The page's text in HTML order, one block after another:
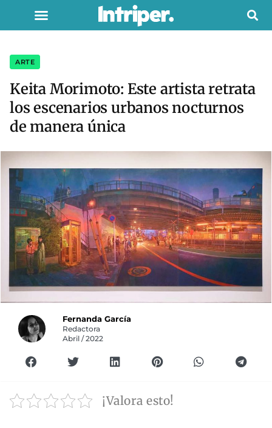
ARTE
Keita Morimoto: Este artista retrata
los escenarios urbanos nocturnos
de manera única
Fernanda García
Redactora
Abril / 2022
¡Valora esto!